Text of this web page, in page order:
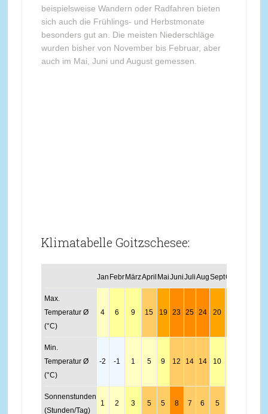
beispielsweise Wandern oder Radfahren bieten
sich auch die Frühlings- und Herbstmonate
besonders gut an. Die meisten Niederschläge
wurden bisher von November bis Februar, aber
auch im Mai, Juni und August gemessen.
Klimatabelle Goitzschesee:
Jan Febr MärzApril MaiJuniJuliAugSeptOkt
Max.
Temperatur Ø
(°C)
4 6 9 15 19 23 25 24 20
Min.
Temperatur Ø
(°C)
-2 -1 1 5 9 12 14 14 10
Sonnenstunden
(Stunden/Tag)
1 2 3 5 5 8 7 6 5